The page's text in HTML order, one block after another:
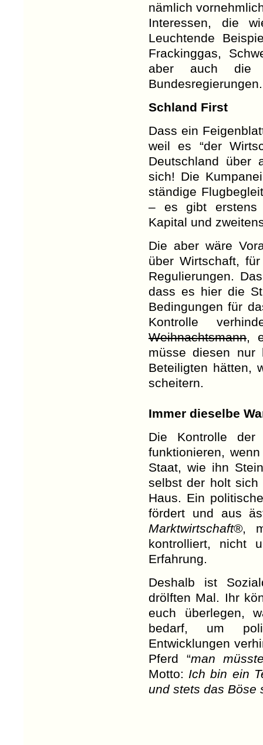
nämlich
Interessen, die
Leuchtende
Frackinggas,
aber auch die
Bundesregierungen.
Schland First
Dass ein
weil es “der
Deutschland über
sich! Die
ständige
– es gibt erstens
Kapital und
Die aber wäre
über Wirtschaft,
Regulierungen.
dass es hier die
Bedingungen für
Kontrolle
Weihnachtsmann,
müsse diesen nur
Beteiligten hätten,
scheitern.
Immer dieselbe
Die Kontrolle
funktionieren,
Staat, wie ihn
selbst der holt sich
Haus. Ein
fördert und aus
Marktwirtschaft®,
kontrolliert, nicht
Erfahrung.
Deshalb ist
drölften Mal. Ihr
euch überlegen,
bedarf, um
Entwicklungen
Pferd “man
Motto: Ich bin ein
und stets das Böse